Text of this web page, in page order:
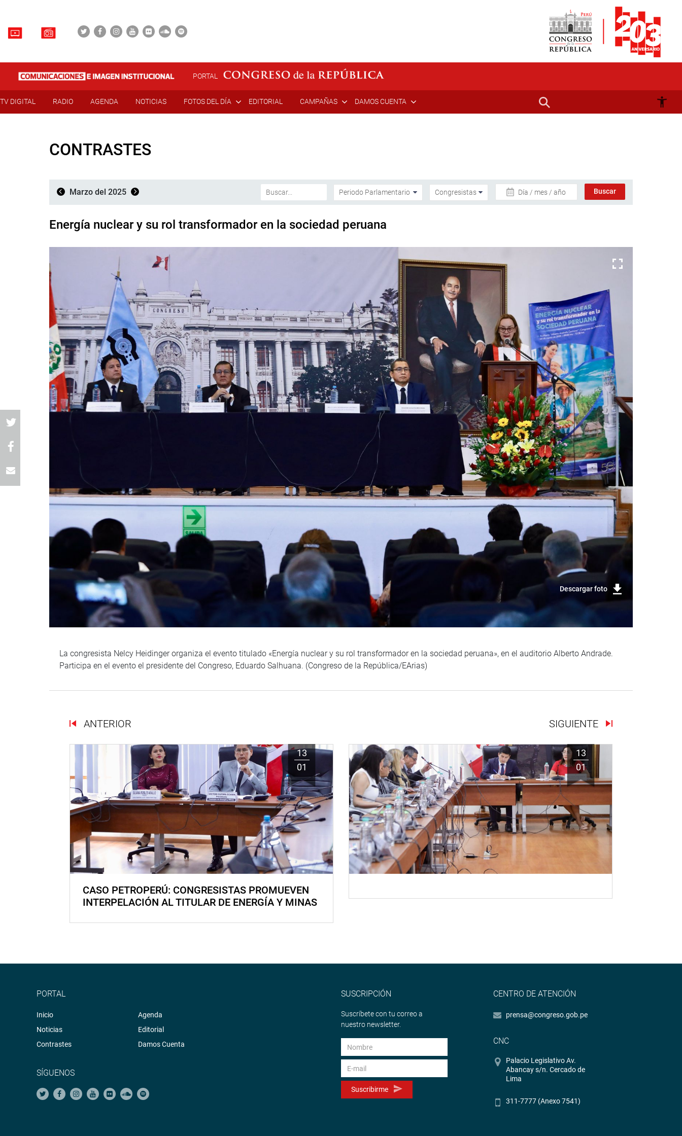
PORTAL
TV DIGITAL RADIO AGENDA NOTICIAS FOTOS DEL DÍA EDITORIAL CAMPAÑAS DAMOS CUENTA
CONTRASTES
Marzo del 2025 Día / mes / año
Energía nuclear y su rol transformador en la sociedad peruana
Descargar foto
La congresista Nelcy Heidinger organiza el evento titulado «Energía nuclear y su rol transformador en la sociedad peruana», en el auditorio Alberto Andrade.
Participa en el evento el presidente del Congreso, Eduardo Salhuana. (Congreso de la República/EArias)
ANTERIOR SIGUIENTE
13
01
CASO PETROPERÚ: CONGRESISTAS PROMUEVEN
INTERPELACIÓN AL TITULAR DE ENERGÍA Y MINAS
13
01
PORTAL
Inicio
Noticias
Contrastes
Agenda
Editorial
Damos Cuenta
SÍGUENOS
SUSCRIPCIÓN
Suscríbete con tu correo a
nuestro newsletter.
Suscribirme
CENTRO DE ATENCIÓN
prensa@congreso.gob.pe
CNC
Palacio Legislativo Av.
Abancay s/n. Cercado de
Lima
311-7777 (Anexo 7541)